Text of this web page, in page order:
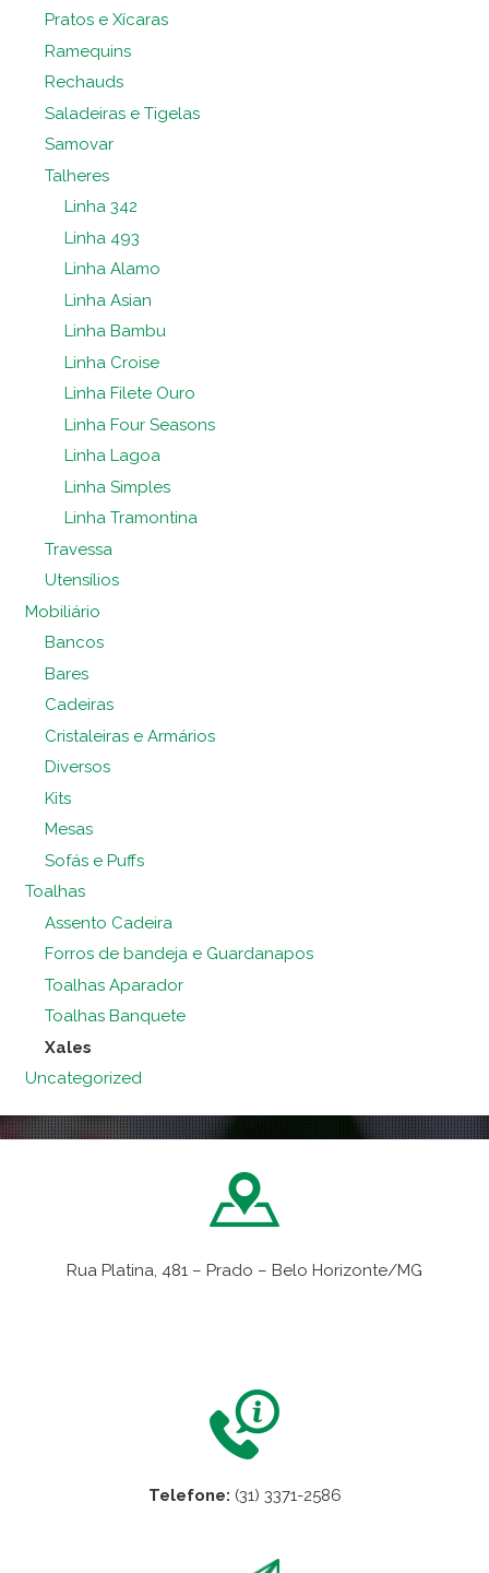
Pratos e Xícaras
Ramequins
Rechauds
Saladeiras e Tigelas
Samovar
Talheres
Linha 342
Linha 493
Linha Alamo
Linha Asian
Linha Bambu
Linha Croise
Linha Filete Ouro
Linha Four Seasons
Linha Lagoa
Linha Simples
Linha Tramontina
Travessa
Utensílios
Mobiliário
Bancos
Bares
Cadeiras
Cristaleiras e Armários
Diversos
Kits
Mesas
Sofás e Puffs
Toalhas
Assento Cadeira
Forros de bandeja e Guardanapos
Toalhas Aparador
Toalhas Banquete
Xales
Uncategorized
Rua Platina, 481 – Prado – Belo Horizonte/MG
Telefone: (31) 3371-2586